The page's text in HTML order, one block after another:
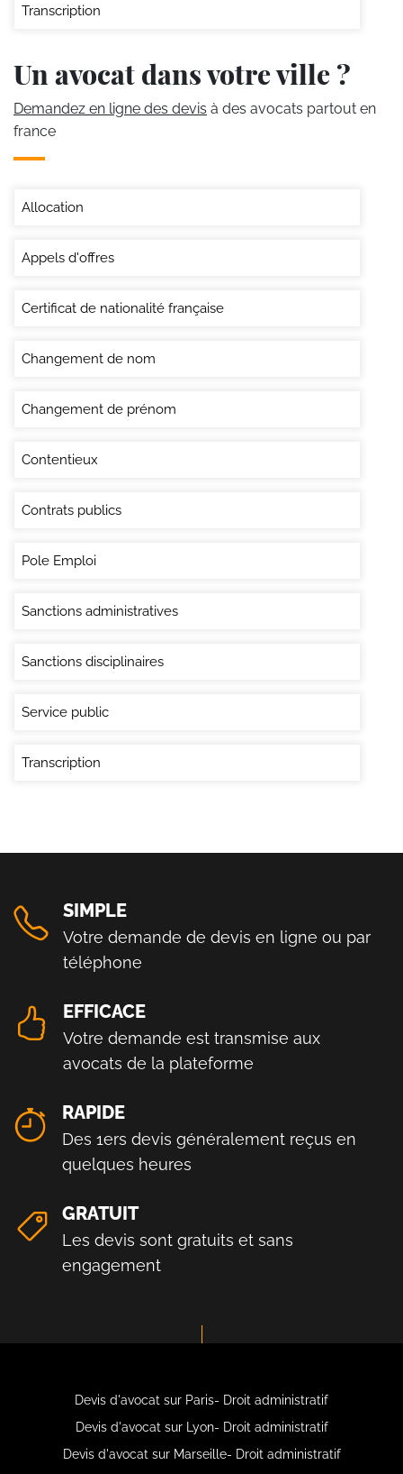
Transcription
Un avocat dans votre ville ?
Demandez en ligne des devis à des avocats partout en
france
Allocation
Appels d'offres
Certificat de nationalité française
Changement de nom
Changement de prénom
Contentieux
Contrats publics
Pole Emploi
Sanctions administratives
Sanctions disciplinaires
Service public
Transcription
SIMPLE
Votre demande de devis en ligne ou par
téléphone
EFFICACE
Votre demande est transmise aux
avocats de la plateforme
RAPIDE
Des 1ers devis généralement reçus en
quelques heures
GRATUIT
Les devis sont gratuits et sans
engagement
Devis d'avocat sur Paris- Droit administratif
Devis d'avocat sur Lyon- Droit administratif
Devis d'avocat sur Marseille- Droit administratif